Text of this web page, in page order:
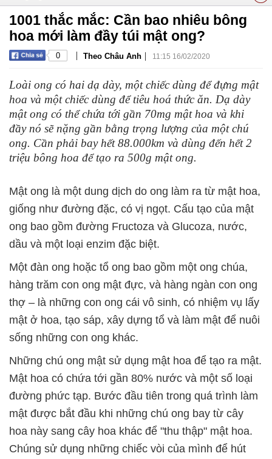
1001 thắc mắc: Cần bao nhiêu bông
hoa mới làm đầy túi mật ong?
0 | Theo Châu Anh | 11:15 16/02/2020
Loài ong có hai dạ dày, một chiếc dùng để đựng mật
hoa và một chiếc dùng để tiêu hoá thức ăn. Dạ dày
mật ong có thể chứa tới gần 70mg mật hoa và khi
đầy nó sẽ nặng gần bằng trọng lượng của một chú
ong. Cần phải bay hết 88.000km và dùng đến hết 2
triệu bông hoa để tạo ra 500g mật ong.
Mật ong là một dung dịch do ong làm ra từ mật hoa,
giống như đường đặc, có vị ngọt. Cấu tạo của mật
ong bao gồm đường Fructoza và Glucoza, nước,
dầu và một loại enzim đặc biệt.
Một đàn ong hoặc tổ ong bao gồm một ong chúa,
hàng trăm con ong mật đực, và hàng ngàn con ong
thợ – là những con ong cái vô sinh, có nhiệm vụ lấy
mật ở hoa, tạo sáp, xây dựng tổ và làm mật để nuôi
sống những con ong khác.
Những chú ong mật sử dụng mật hoa để tạo ra mật.
Mật hoa có chứa tới gần 80% nước và một số loại
đường phức tạp. Bước đầu tiên trong quá trình làm
mật được bắt đầu khi những chú ong bay từ cây
hoa này sang cây hoa khác để "thu thập" mật hoa.
Chúng sử dụng những chiếc vòi của mình để hút